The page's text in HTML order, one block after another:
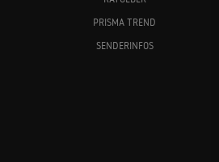
PRISMA TREND
SENDERINFOS